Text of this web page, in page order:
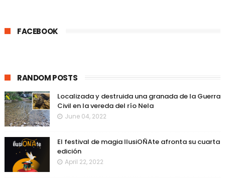
FACEBOOK
RANDOM POSTS
Localizada y destruida una granada de la Guerra
Civil en la vereda del río Nela
June 04, 2022
El festival de magia IlusiOÑAte afronta su cuarta
edición
April 22, 2022